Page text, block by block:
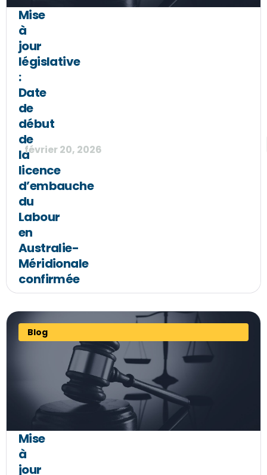
Mise
à
jour
législative
:
Date
de
début
de
la
licence
d’embauche
du
Labour
en
Australie-
Méridionale
confirmée
février 20, 2026
Blog
Mise
à
jour